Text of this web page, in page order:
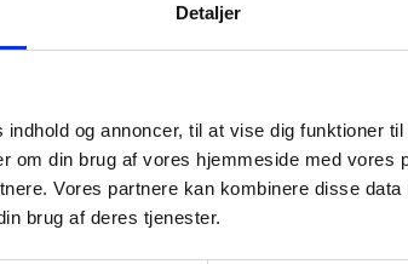
Detaljer
og annoncer, til at vise dig funktioner
om din brug af vores hjemmeside med vores
Vores partnere kan kombinere disse
brug af deres tjenester.
Træhåndtag.Forstærkende beslag.